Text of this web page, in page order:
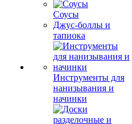
Соусы
Джус-боллы и
тапиока
Инструменты для
нанизывания и
начинки